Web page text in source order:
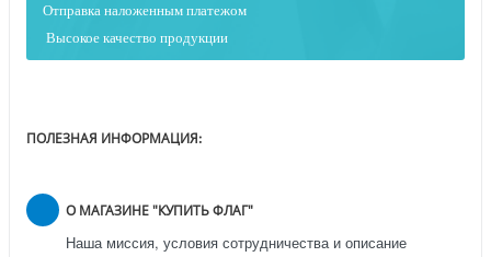
Отправка наложенным платежом
Высокое качество продукции
ПОЛЕЗНАЯ ИНФОРМАЦИЯ:
О МАГАЗИНЕ "КУПИТЬ ФЛАГ"
Наша миссия, условия сотрудничества и описание